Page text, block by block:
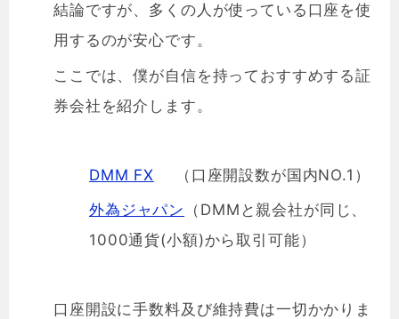
結論ですが、多くの人が使っている口座を使
用するのが安心です。
ここでは、僕が自信を持っておすすめする証
券会社を紹介します。
DMM FX （口座開設数が国内NO.1）
外為ジャパン
（DMMと親会社が同じ、
1000通貨(小額)から取引可能）
口座開設に手数料及び維持費は一切かかりま